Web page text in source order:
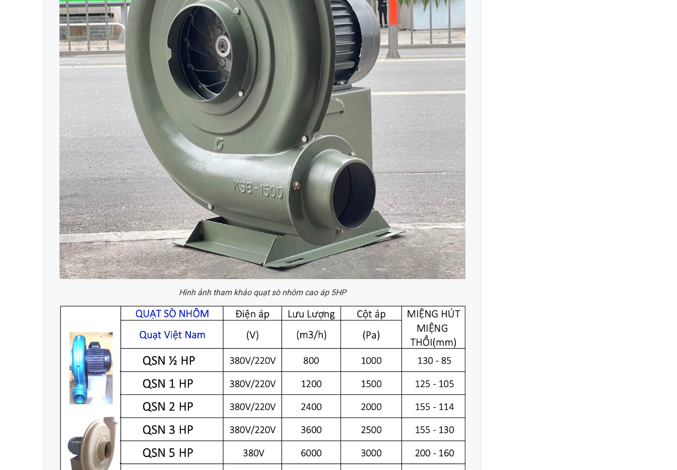
Hình ảnh tham khảo quạt sò nhôm cao áp 5HP